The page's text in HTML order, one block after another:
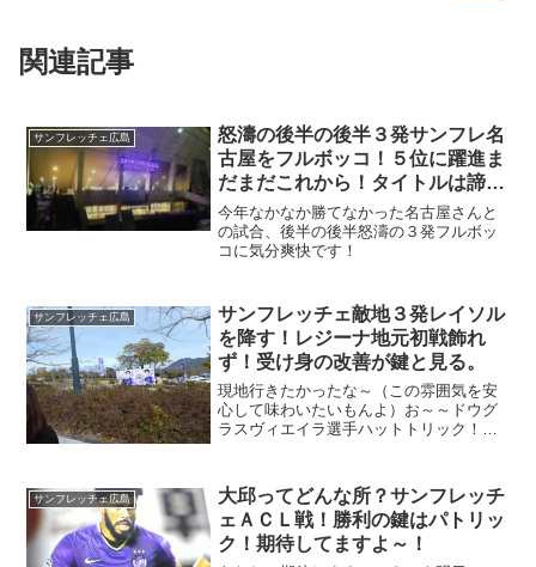
関連記事
サンフレッチェ広島
怒濤の後半の後半３発サンフレ名
古屋をフルボッコ！５位に躍進ま
だまだこれから！タイトルは諦め
ないで～！
今年なかなか勝てなかった名古屋さんと
の試合、後半の後半怒濤の３発フルボッ
コに気分爽快です！
サンフレッチェ広島
サンフレッチェ敵地３発レイソル
を降す！レジーナ地元初戦飾れ
ず！受け身の改善が鍵と見る。
現地行きたかったな～（この雰囲気を安
心して味わいたいもんよ）お～～ドウグ
ラスヴィエイラ選手ハットトリック！
社では１回＆２回目の接種が行われて感
染を出さないよう徹底モード...
サンフレッチェ広島
大邱ってどんな所？サンフレッチ
ェＡＣＬ戦！勝利の鍵はパトリッ
ク！期待してますよ～！